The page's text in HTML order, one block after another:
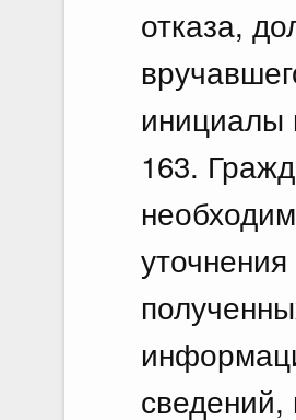
отказа,
инициалы
163.